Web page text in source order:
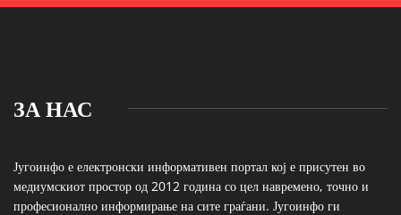
ЗА НАС
Југоинфо е електронски информативен портал кој е присутен во
медиумскиот простор од 2012 година со цел навремено, точно и
професионално информирање на сите граѓани. Југоинфо ги